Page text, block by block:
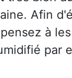
Afin
à
par